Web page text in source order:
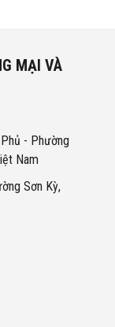
MẠI VÀ
- Phường
Nam
Sơn Kỳ,